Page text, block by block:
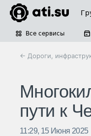
Все сервисы
← Дороги,
пути к
11:29, 15 Июня 2025